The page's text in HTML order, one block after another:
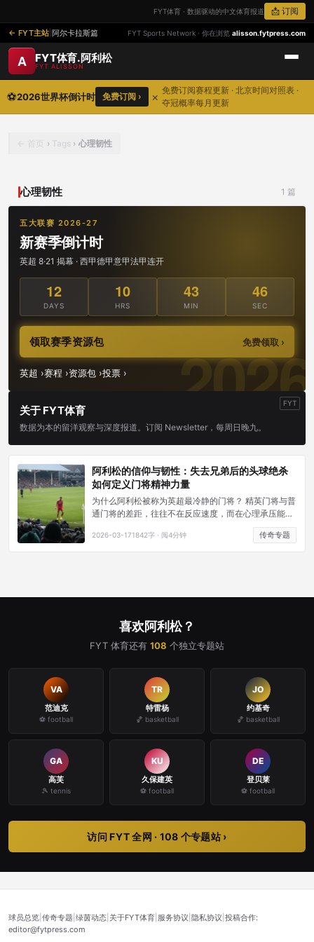
FYT体育 · 数据驱动的中文体育报道 📩 订阅
FYT主站 阿尔卡拉斯篇 FYT Sports Network · 你在浏览 alisson.fytpress.com
A FYT体育.阿利松
FYT ALISSON
⚽2026世界杯倒计时
免费订阅赛程更新 · 北京时间对照表 ·
夺冠概率每月更新
免费订阅 › ×
首页 › Tags › 心理韧性
心理韧性 1 篇
阿利松的信仰与韧性：失去兄弟后的头球绝杀
如何定义门将精神力量
为什么阿利松被称为英超最冷静的门将？ 精英门将与普
通门将的差距，往往不在反应速度，而在心理承压能
力。阿利松自2018年加盟利物浦以来，在高压比赛中的
失误率极低——据Opta统计，他在英超关键比赛（对阵
前六球队）中的扑救成功率高达78.3%，比常规比赛还
2026-03-171842字 · 阅4分钟 传奇专题
五大联赛 2026-27
新赛季倒计时
英超 8·21 揭幕 · 西甲德甲意甲法甲连开
12
DAYS
10
HRS
43
MIN
46
SEC
领取赛季资源包 免费领取 ›
英超 ›赛程 ›资源包 ›投票 ›
FYT
关于 FYT体育
数据为本的留洋观察与深度报道。订阅 Newsletter，每周日晚九。
喜欢阿利松？
FYT 体育还有 108 个独立专题站
VA
范迪克
⚽ football
TR
特雷杨
🏀 basketball
JO
约基奇
🏀 basketball
GA
高芙
🎾 tennis
KU
久保建英
⚽ football
DE
登贝莱
⚽ football
访问 FYT 全网 · 108 个专题站 ›
球员总览 传奇专题 绿茵动态 关于FYT体育 服务协议 隐私协议 投稿合作:
editor@fytpress.com